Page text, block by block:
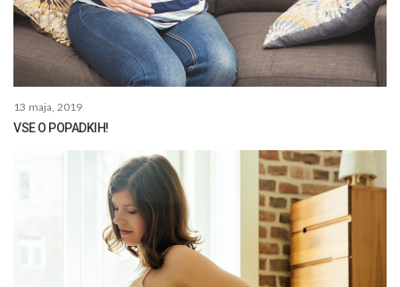
13 maja, 2019
VSE O POPADKIH!